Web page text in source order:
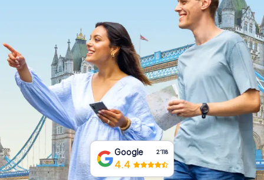
IE
NL
Tickets buchen
Gutscheine bestellen
Google 2‘118
4.4